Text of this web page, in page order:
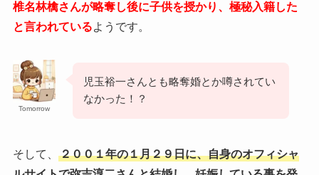
椎名林檎さんが略奪し後に子供を授かり、極秘入籍した
と言われているようです。
Tomorrow
児玉裕一さんとも略奪婚とか噂されてい
なかった！？
そして、
２００１年の１月２９日に、自身のオフィシャ